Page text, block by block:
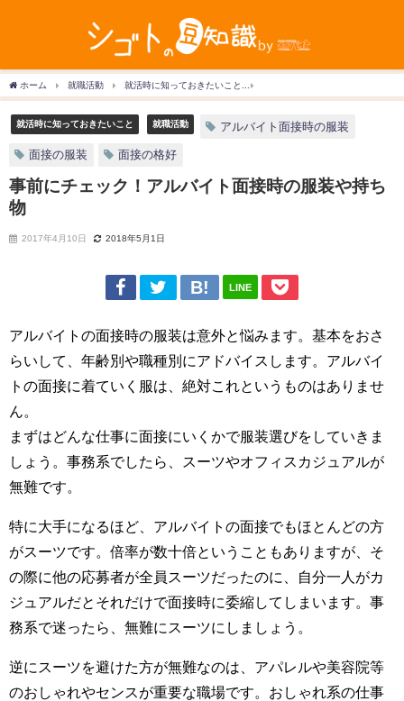
ホーム 就職活動 就活時に知っておきたいこと
就活時に知っておきたいこと 就職活動 アルバイト面接時の服装
面接の服装 面接の格好
事前にチェック！アルバイト面接時の服装や持ち
物
2017年4月10日 2018年5月1日
LINE
アルバイトの面接時の服装は意外と悩みます。基本をおさ
らいして、年齢別や職種別にアドバイスします。アルバイ
トの面接に着ていく服は、絶対これというものはありませ
ん。
まずはどんな仕事に面接にいくかで服装選びをしていきま
しょう。事務系でしたら、スーツやオフィスカジュアルが
無難です。
特に大手になるほど、アルバイトの面接でもほとんどの方
がスーツです。倍率が数十倍ということもありますが、そ
の際に他の応募者が全員スーツだったのに、自分一人がカ
ジュアルだとそれだけで面接時に委縮してしまいます。事
務系で迷ったら、無難にスーツにしましょう。
逆にスーツを避けた方が無難なのは、アパレルや美容院等
のおしゃれやセンスが重要な職場です。おしゃれ系の仕事